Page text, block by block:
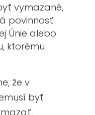
vymazané,
povinnosť
Únie alebo
ktorému
že v
byť